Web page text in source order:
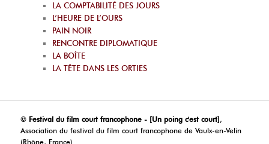
LA COMPTABILITÉ DES JOURS
L’HEURE DE L’OURS
PAIN NOIR
RENCONTRE DIPLOMATIQUE
LA BOÎTE
LA TÊTE DANS LES ORTIES
© Festival du film court francophone - [Un poing c'est court],
Association du festival du film court francophone de Vaulx-en-Velin
(Rhône, France)